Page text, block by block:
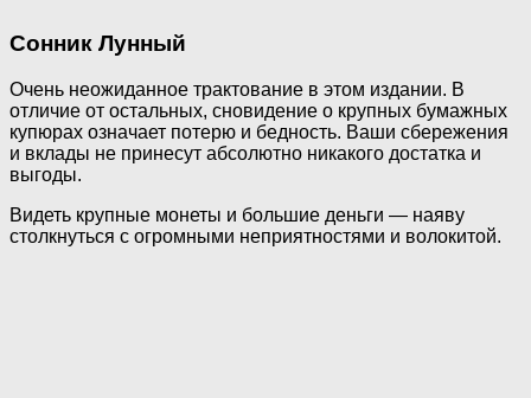
Сонник Лунный
Очень неожиданное трактование в этом издании. В
отличие от остальных, сновидение о крупных бумажных
купюрах означает потерю и бедность. Ваши сбережения
и вклады не принесут абсолютно никакого достатка и
выгоды.
Видеть крупные монеты и большие деньги — наяву
столкнуться с огромными неприятностями и волокитой.